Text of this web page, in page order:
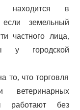
находится в
если земельный
частного лица,
у городской
что торговля
ветеринарных
работают без